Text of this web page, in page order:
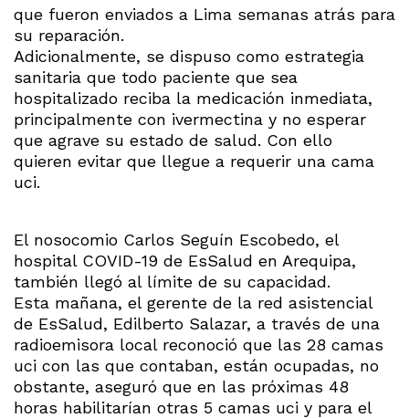
que fueron enviados a Lima semanas atrás para
su reparación.
Adicionalmente, se dispuso como estrategia
sanitaria que todo paciente que sea
hospitalizado reciba la medicación inmediata,
principalmente con ivermectina y no esperar
que agrave su estado de salud. Con ello
quieren evitar que llegue a requerir una cama
uci.
El nosocomio Carlos Seguín Escobedo, el
hospital COVID-19 de EsSalud en Arequipa,
también llegó al límite de su capacidad.
Esta mañana, el gerente de la red asistencial
de EsSalud, Edilberto Salazar, a través de una
radioemisora local reconoció que las 28 camas
uci con las que contaban, están ocupadas, no
obstante, aseguró que en las próximas 48
horas habilitarían otras 5 camas uci y para el